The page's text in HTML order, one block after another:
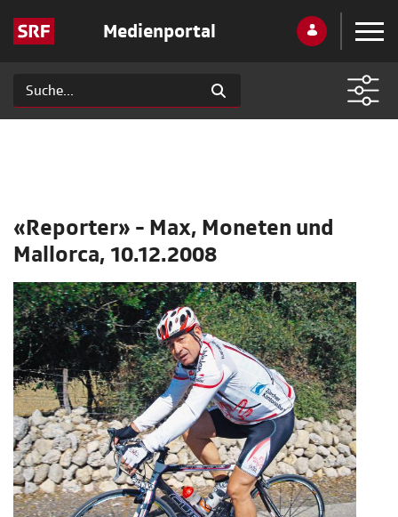
Medienportal
«Reporter» - Max, Moneten und
Mallorca, 10.12.2008